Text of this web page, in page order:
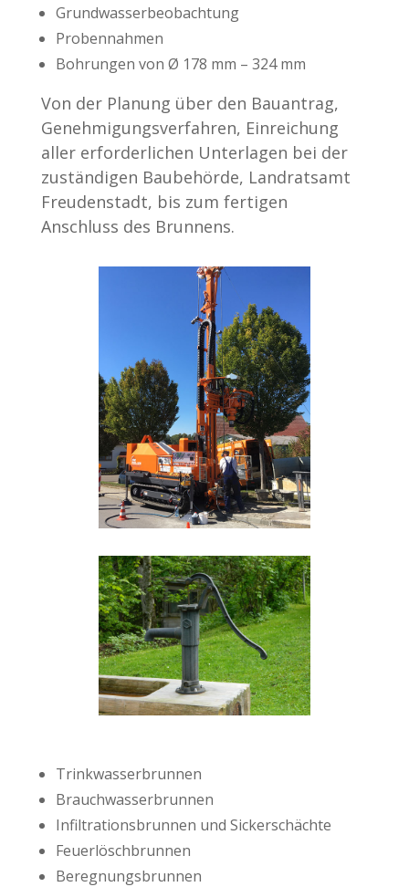
Grundwasserbeobachtung
Probennahmen
Bohrungen von Ø 178 mm – 324 mm
Von der Planung über den Bauantrag,
Genehmigungsverfahren, Einreichung
aller erforderlichen Unterlagen bei der
zuständigen Baubehörde, Landratsamt
Freudenstadt, bis zum fertigen
Anschluss des Brunnens.
Trinkwasserbrunnen
Brauchwasserbrunnen
Infiltrationsbrunnen und Sickerschächte
Feuerlöschbrunnen
Beregnungsbrunnen